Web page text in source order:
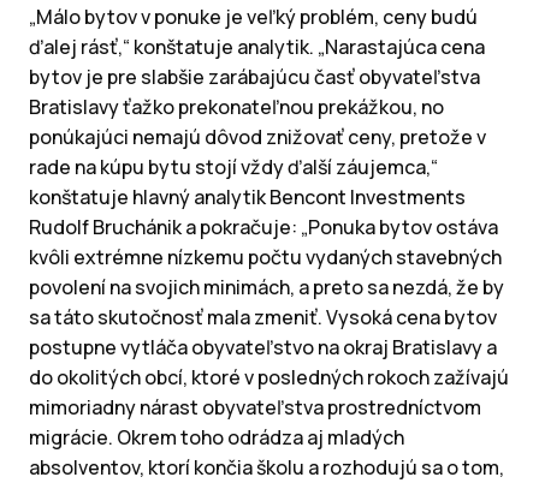
„Málo bytov v ponuke je veľký problém, ceny budú
ďalej rásť,“ konštatuje analytik. „Narastajúca cena
bytov je pre slabšie zarábajúcu časť obyvateľstva
Bratislavy ťažko prekonateľnou prekážkou, no
ponúkajúci nemajú dôvod znižovať ceny, pretože v
rade na kúpu bytu stojí vždy ďalší záujemca,“
konštatuje hlavný analytik Bencont Investments
Rudolf Bruchánik a pokračuje: „Ponuka bytov ostáva
kvôli extrémne nízkemu počtu vydaných stavebných
povolení na svojich minimách, a preto sa nezdá, že by
sa táto skutočnosť mala zmeniť. Vysoká cena bytov
postupne vytláča obyvateľstvo na okraj Bratislavy a
do okolitých obcí, ktoré v posledných rokoch zažívajú
mimoriadny nárast obyvateľstva prostredníctvom
migrácie. Okrem toho odrádza aj mladých
absolventov, ktorí končia školu a rozhodujú sa o tom,